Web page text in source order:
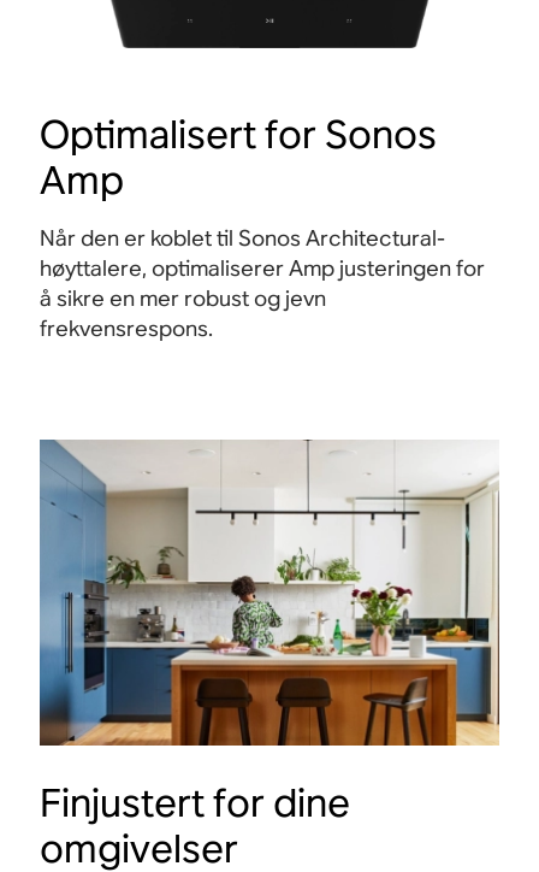
Optimalisert for Sonos
Amp
Når den er koblet til Sonos Architectural-
høyttalere, optimaliserer Amp justeringen for
å sikre en mer robust og jevn
frekvensrespons.
Finjustert for dine
omgivelser